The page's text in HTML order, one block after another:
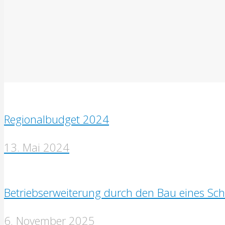
Regionalbudget 2024
13. Mai 2024
Betriebserweiterung durch den Bau eines
6. November 2025